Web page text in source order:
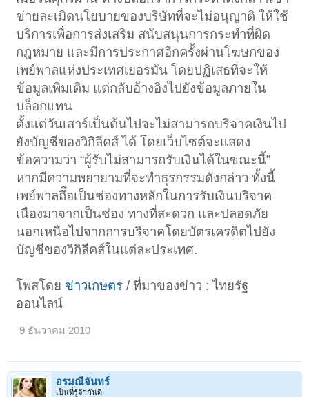
ข่ายละเมิดนโยบายของบริษัทที่จะไม่อนุญาติ ให้ใช้
บริการเพื่อการส่งเสริม สนับสนุนการกระทำที่ผิด
กฎหมาย และมีการประกาศอีกครั้งผ่านโฆษกของ
เพย์พาลแห่งประเทศเยอรมัน โดยปฏิเสธที่จะให้
ข้อมูลเพิ่มเติม แต่กลับอ้างอิงไปยังข้อมูลภายใน
บล็อกแทน
ตั้งแต่วันเสาร์เป็นต้นไปจะไม่สามารถบริจาคเงินไป
ยังบัญชีของวิกิลีคส์ ได้ โดยเว็บไซต์จะแสดง
ข้อความว่า “ผู้รับไม่สามารถรับเงินได้ในขณะนี้”
หากมีความพยายามที่จะทำธุรกรรมดังกล่าว ทั้งนี้
เพย์พาลถึือเป็นช่องทางหลักในการรับเงินบริจาค
เนื่องมาจากเป็นช่อง ทางที่สะดวก และปลอดภัย
นอกเหนือไปจากการบริจาคโดยบัตรเครดิตไปยัง
บัญชีของวิกิลีคส์ในแต่ละประเทศ.
โพสโดยข่าวเกษตร / ที่มาของข่าว : ไทยรัฐ
ออนไลน์
9 ธันวาคม 2010
อรมณีจันทร์
เป็นที่รู้จักกันดี